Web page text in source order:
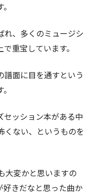
れ、多くのミュージシ
重宝しています。
譜面に目を通すという
セッション本がある中
くない、というものを
大変かと思いますの
好きだなと思った曲か